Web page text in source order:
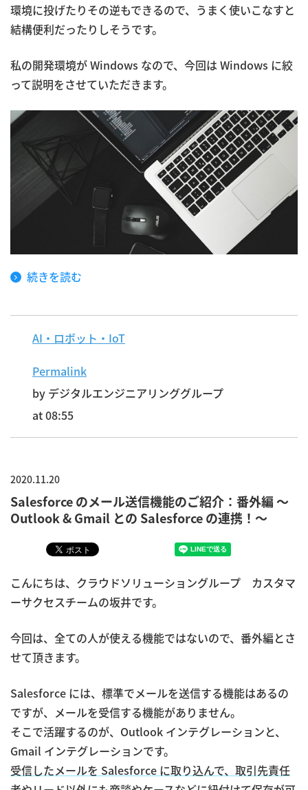
環境に投げたりその逆もできるので、うまく使いこなすと
結構便利だったりしそうです。
私の開発環境が Windows なので、今回は Windows に絞
って説明をさせていただきます。
続きを読む
AI・ロボット・IoT
Permalink
by デジタルエンジニアリンググループ
at 08:55
2020.11.20
Salesforce のメール送信機能のご紹介：番外編 ～
Outlook & Gmail との Salesforce の連携！～
こんにちは、クラウドソリューショングループ カスタマ
ーサクセスチームの坂井です。
今回は、全ての人が使える機能ではないので、番外編とさ
せて頂きます。
Salesforce には、標準でメールを送信する機能はあるの
ですが、メールを受信する機能がありません。
そこで活躍するのが、Outlook インテグレーションと、
Gmail インテグレーションです。
受信したメールを Salesforce に取り込んで、取引先責任